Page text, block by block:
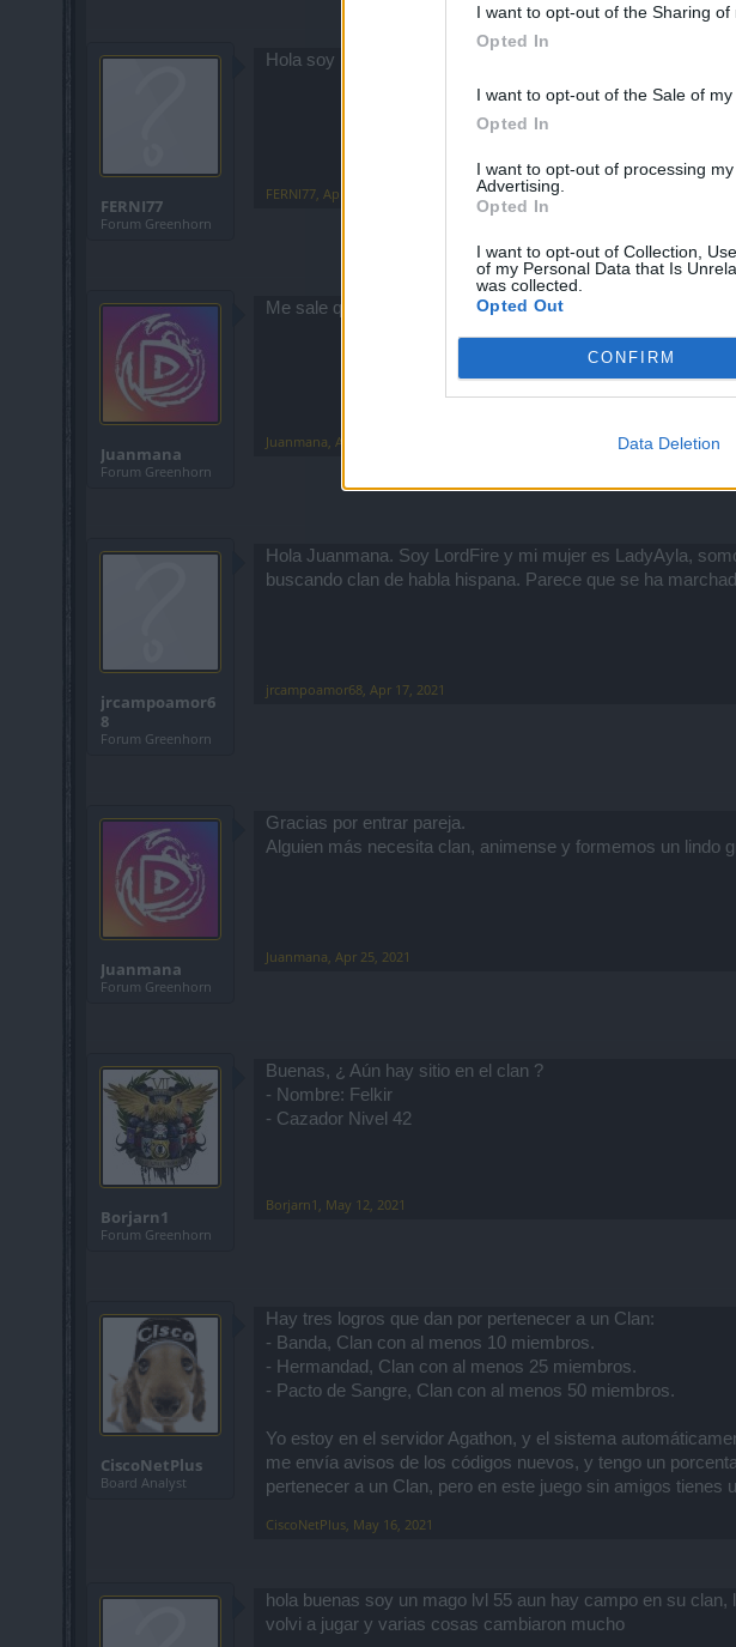
I want to opt-out of the Sharing of
Opted In
I want to opt-out of the Sale of my
Opted In
I want to opt-out of processing
Advertising.
Opted In
I want to opt-out of Collection,
of my Personal Data that Is
was collected.
Opted Out
CONFIRM
Data Deletion
FERNI77
Forum Greenhorn
Hola soy nuevo me podeis invitar al clan y explicar como va
FERNI77, Apr 5, 2021
Juanmana
Forum Greenhorn
Me sale que tienes clan ya
Juanmana, Apr 9, 2021
jrcampoamor6
8
Forum Greenhorn
Hola Juanmana. Soy LordFire y mi mujer es LadyAyla,
buscando clan de habla hispana. Parece que se ha
jrcampoamor68, Apr 17, 2021
Juanmana
Forum Greenhorn
Gracias por entrar pareja.
Alguien más necesita clan, animense y formemos un lindo
Juanmana, Apr 25, 2021
Borjarn1
Forum Greenhorn
Buenas, ¿ Aún hay sitio en el clan ?
- Nombre: Felkir
- Cazador Nivel 42
Borjarn1 , May 12, 2021
CiscoNetPlus
Board Analyst
Hay tres logros que dan por pertenecer a un Clan:
- Banda, Clan con al menos 10 miembros.
- Hermandad, Clan con al menos 25 miembros.
- Pacto de Sangre, Clan con al menos 50 miembros.
Yo estoy en el servidor Agathon, y el sistema
me envía avisos de los códigos nuevos, y tengo un
pertenecer a un Clan, pero en este juego sin amigos
CiscoNetPlus, May 16, 2021
hola buenas soy un mago lvl 55 aun hay campo en su
volvi a jugar y varias cosas cambiaron mucho